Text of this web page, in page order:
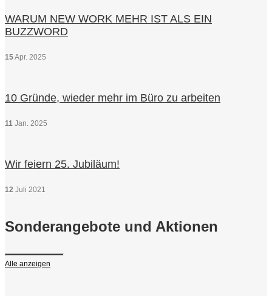
WARUM NEW WORK MEHR IST ALS EIN
BUZZWORD
15Apr. 2025
10 Gründe, wieder mehr im Büro zu arbeiten
11 Jan. 2025
Wir feiern 25. Jubiläum!
12 Juli 2021
Sonderangebote und Aktionen
Alle anzeigen